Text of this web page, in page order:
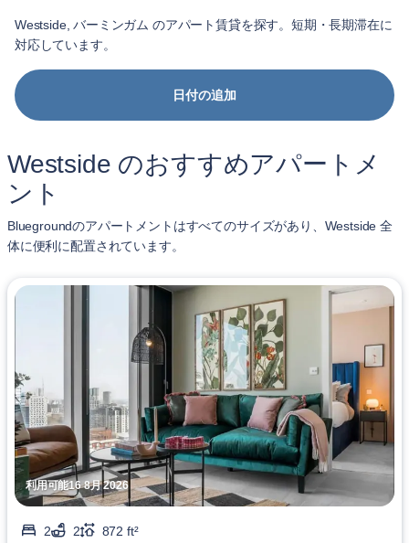
Westside, バーミンガム のアパート賃貸を探す。短期・長期滞在に
対応しています。
日付の追加
Westside のおすすめアパートメ
ント
Bluegroundのアパートメントはすべてのサイズがあり、Westside 全
体に便利に配置されています。
利用可能16 8月 2026
2 2
872 ft²